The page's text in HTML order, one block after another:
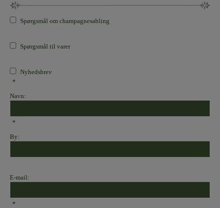
Spørgsmål om champagnesabling
Spørgsmål til varer
Nyhedsbrev
*
Navn:
*
By:
E-mail:
*